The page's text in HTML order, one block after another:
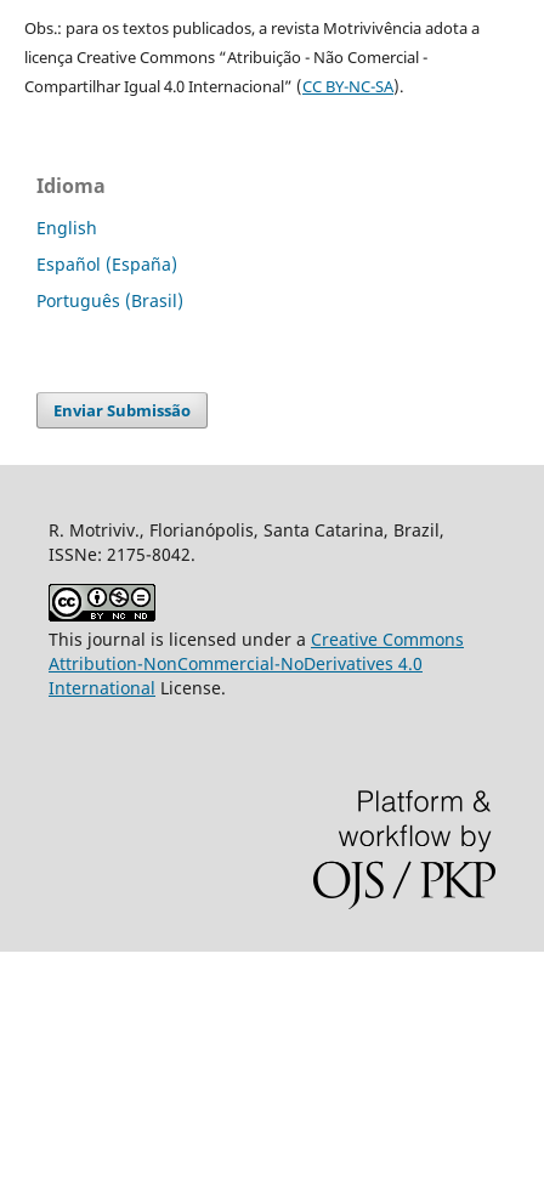
Obs.: para os textos publicados, a revista Motrivivência adota a
licença Creative Commons “Atribuição - Não Comercial -
Compartilhar Igual 4.0 Internacional” (CC BY-NC-SA).
Idioma
English
Español (España)
Português (Brasil)
Enviar Submissão
R. Motriviv., Florianópolis, Santa Catarina, Brazil,
ISSNe: 2175-8042.
This journal is licensed under a Creative Commons
Attribution-NonCommercial-NoDerivatives 4.0
International License.